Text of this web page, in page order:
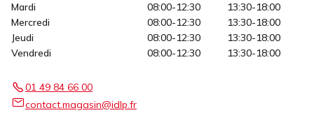
Mardi
08:00-12:30
13:30-18:00
Mercredi
08:00-12:30
13:30-18:00
Jeudi
08:00-12:30
13:30-18:00
Vendredi
08:00-12:30 13:30-18:00
01 49 84 66 00
contact.magasin@idlp.fr